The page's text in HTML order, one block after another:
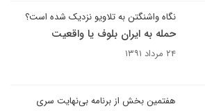
نگاه واشنگتن به تلاویو نزدیک شده است؟
حمله به ایران بلوف یا واقعیت
۲۴ مرداد ۱۳۹۱
هفتمین بخش از برنامه بی‌نهایت سری